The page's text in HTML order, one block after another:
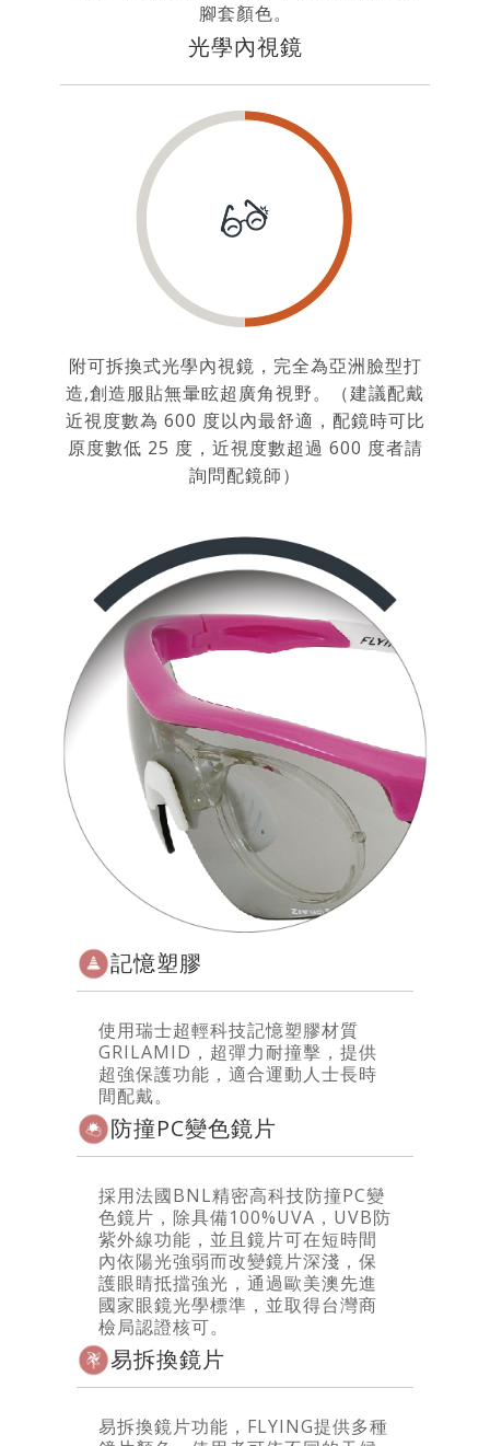
腳套顏色。
光學內視鏡
附可拆換式光學內視鏡，完全為亞洲臉型打
造,創造服貼無暈眩超廣角視野。（建議配戴
近視度數為 600 度以內最舒適，配鏡時可比
原度數低 25 度，近視度數超過 600 度者請
詢問配鏡師）
記憶塑膠
使用瑞士超輕科技記憶塑膠材質
GRILAMID，超彈力耐撞擊，提供
超強保護功能，適合運動人士長時
間配戴。
防撞PC變色鏡片
採用法國BNL精密高科技防撞PC變
色鏡片，除具備100%UVA，UVB防
紫外線功能，並且鏡片可在短時間
內依陽光強弱而改變鏡片深淺，保
護眼睛抵擋強光，通過歐美澳先進
國家眼鏡光學標準，並取得台灣商
檢局認證核可。
易拆換鏡片
易拆換鏡片功能，FLYING提供多種